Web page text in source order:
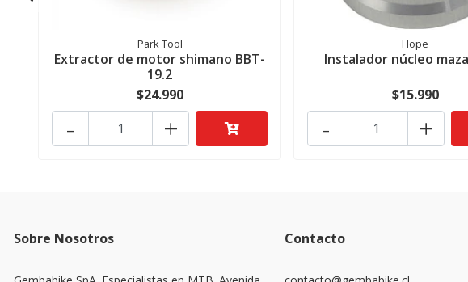
Park Tool
Extractor de motor shimano BBT-
19.2
$24.990
+
-
Hope
Instalador núcleo
$15.990
+
-
Sobre Nosotros Contacto